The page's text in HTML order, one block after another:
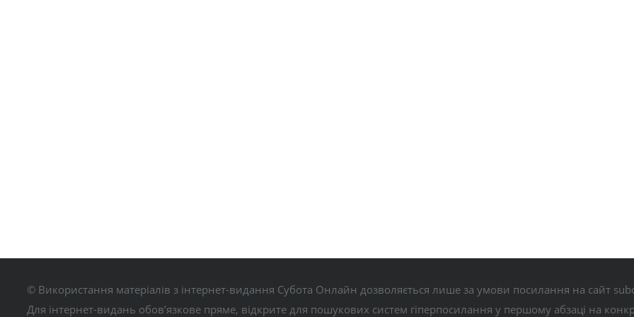
© Використання матеріалів з інтернет-видання Субота Онлайн дозволяється лише за умови посилання на сайт
Для інтернет-видань обов’язкове пряме, відкрите для пошукових систем гіперпосилання у першому абзаці на